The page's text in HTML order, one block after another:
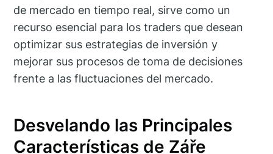
de mercado en tiempo real, sirve como un
recurso esencial para los traders que desean
optimizar sus estrategias de inversión y
mejorar sus procesos de toma de decisiones
frente a las fluctuaciones del mercado.
Desvelando las Principales
Características de Záře